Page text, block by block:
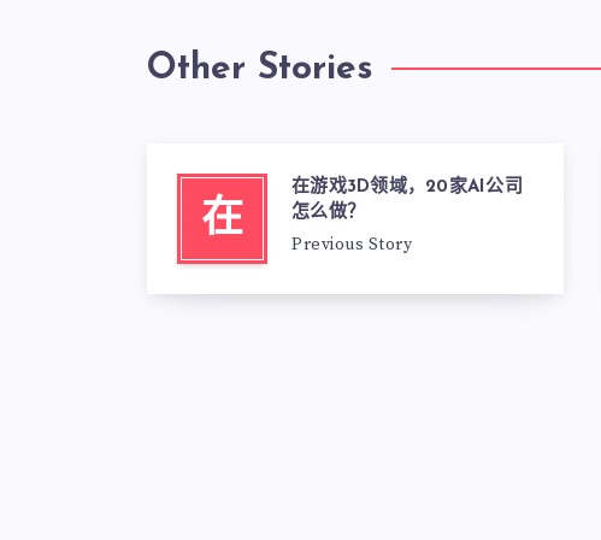
Other Stories
在
在游戏3D领域，20家AI公司
怎么做？
Previous Story